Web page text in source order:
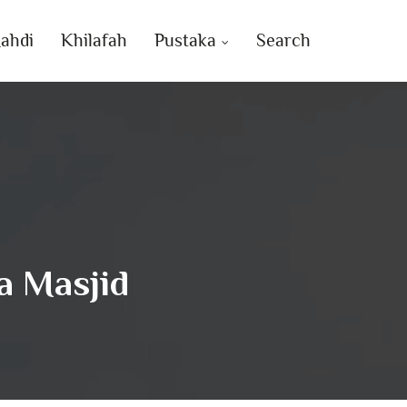
Khilafah Pustaka Search
Masjid